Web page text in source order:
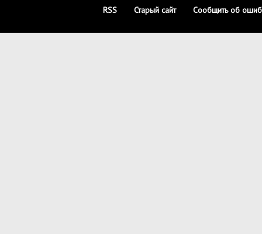
RSS Старый сайт Сообщить об